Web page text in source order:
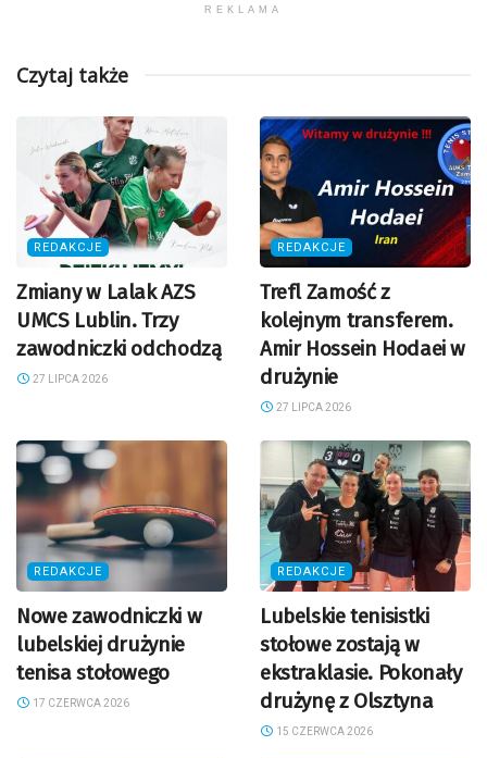
REKLAMA
Czytaj także
REDAKCJE
Zmiany w Lalak AZS
UMCS Lublin. Trzy
zawodniczki odchodzą
27 LIPCA 2026
REDAKCJE
Trefl Zamość z
kolejnym transferem.
Amir Hossein Hodaei w
drużynie
27 LIPCA 2026
REDAKCJE
Nowe zawodniczki w
lubelskiej drużynie
tenisa stołowego
17 CZERWCA 2026
REDAKCJE
Lubelskie tenisistki
stołowe zostają w
ekstraklasie. Pokonały
drużynę z Olsztyna
15 CZERWCA 2026